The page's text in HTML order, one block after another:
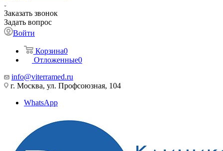
Заказать звонок
Задать вопрос
Войти
Корзина0
Отложенные0
info@viterramed.ru
г. Москва, ул. Профсоюзная, 104
WhatsApp